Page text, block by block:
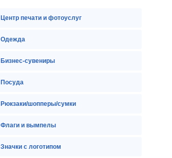
Центр печати и фотоуслуг
Одежда
Бизнес-сувениры
Посуда
Рюкзаки/шопперы/сумки
Флаги и вымпелы
Значки с логотипом